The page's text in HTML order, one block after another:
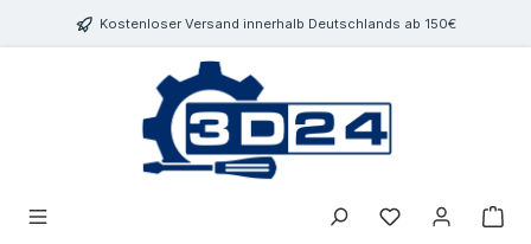
springenKostenloser Versand innerhalb Deutschlands ab 150€